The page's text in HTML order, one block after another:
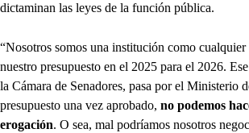
dictaminan las leyes de la función pública.
“Nosotros somos una institución como cualquier
nuestro presupuesto en el 2025 para el 2026.
la Cámara de Senadores, pasa por el Ministerio
presupuesto una vez aprobado, no podemos
erogación. O sea, mal podríamos nosotros